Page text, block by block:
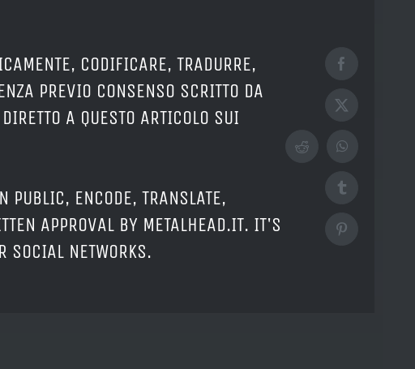
CODIFICARE, TRADURRE,
PREVIO CONSENSO SCRITTO DA
A QUESTO ARTICOLO SUI
PUBLIC, ENCODE, TRANSLATE,
APPROVAL BY METALHEAD.IT. IT'S
SOCIAL NETWORKS.
Facebook
X
RedditWhatsApp
Tumblr
Pinterest